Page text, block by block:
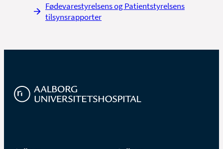
Fødevarestyrelsens og Patientstyrelsens
tilsynsrapporter